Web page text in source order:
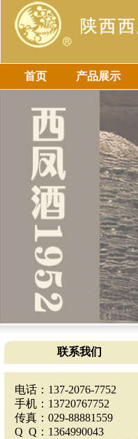
首页 产品展示
联系我们
电话：137-2076-7752
手机：13720767752
传真：029-88881559
Q Q：1364990043